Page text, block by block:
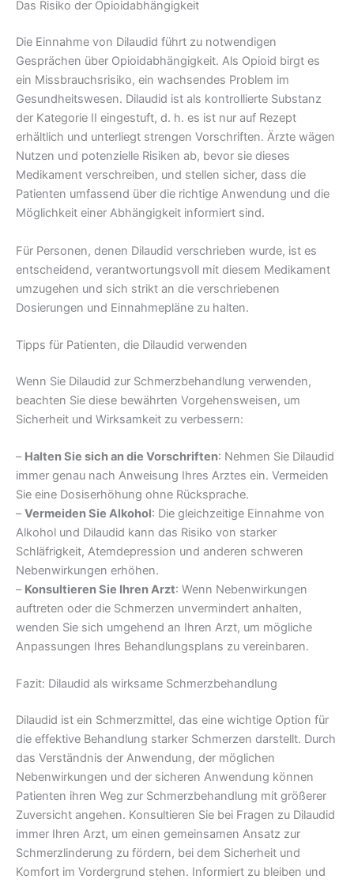
Das Risiko der Opioidabhängigkeit
Die Einnahme von Dilaudid führt zu notwendigen
Gesprächen über Opioidabhängigkeit. Als Opioid birgt es
ein Missbrauchsrisiko, ein wachsendes Problem im
Gesundheitswesen. Dilaudid ist als kontrollierte Substanz
der Kategorie II eingestuft, d. h. es ist nur auf Rezept
erhältlich und unterliegt strengen Vorschriften. Ärzte wägen
Nutzen und potenzielle Risiken ab, bevor sie dieses
Medikament verschreiben, und stellen sicher, dass die
Patienten umfassend über die richtige Anwendung und die
Möglichkeit einer Abhängigkeit informiert sind.
Für Personen, denen Dilaudid verschrieben wurde, ist es
entscheidend, verantwortungsvoll mit diesem Medikament
umzugehen und sich strikt an die verschriebenen
Dosierungen und Einnahmepläne zu halten.
Tipps für Patienten, die Dilaudid verwenden
Wenn Sie Dilaudid zur Schmerzbehandlung verwenden,
beachten Sie diese bewährten Vorgehensweisen, um
Sicherheit und Wirksamkeit zu verbessern:
– Halten Sie sich an die Vorschriften: Nehmen Sie Dilaudid
immer genau nach Anweisung Ihres Arztes ein. Vermeiden
Sie eine Dosiserhöhung ohne Rücksprache.
–Vermeiden Sie Alkohol: Die gleichzeitige Einnahme von
Alkohol und Dilaudid kann das Risiko von starker
Schläfrigkeit, Atemdepression und anderen schweren
Nebenwirkungen erhöhen.
– Konsultieren Sie Ihren Arzt: Wenn Nebenwirkungen
auftreten oder die Schmerzen unvermindert anhalten,
wenden Sie sich umgehend an Ihren Arzt, um mögliche
Anpassungen Ihres Behandlungsplans zu vereinbaren.
Fazit: Dilaudid als wirksame Schmerzbehandlung
Dilaudid ist ein Schmerzmittel, das eine wichtige Option für
die effektive Behandlung starker Schmerzen darstellt. Durch
das Verständnis der Anwendung, der möglichen
Nebenwirkungen und der sicheren Anwendung können
Patienten ihren Weg zur Schmerzbehandlung mit größerer
Zuversicht angehen. Konsultieren Sie bei Fragen zu Dilaudid
immer Ihren Arzt, um einen gemeinsamen Ansatz zur
Schmerzlinderung zu fördern, bei dem Sicherheit und
Komfort im Vordergrund stehen. Informiert zu bleiben und